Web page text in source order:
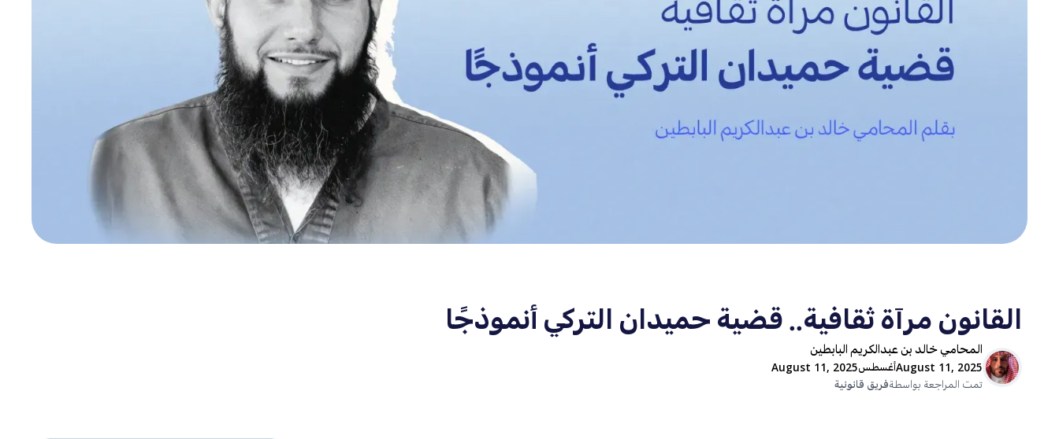
القانون مرآة ثقافية.. قضية حميدان التركي أنموذجًا
المحامي خالد بن عبدالكريم البابطين
August 11, 2025أغسطسAugust 11, 2025
تمت المراجعة بواسطةفريق قانونية